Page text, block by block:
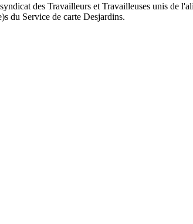
des Travailleurs et Travailleuses unis de
du Service de carte Desjardins.